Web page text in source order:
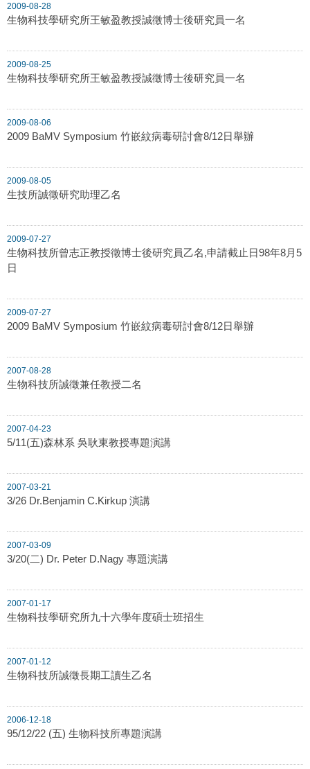
2009-08-28
生物科技學研究所王敏盈教授誠徵博士後研究員一名
2009-08-25
生物科技學研究所王敏盈教授誠徵博士後研究員一名
2009-08-06
2009 BaMV Symposium 竹嵌紋病毒研討會8/12日舉辦
2009-08-05
生技所誠徵研究助理乙名
2009-07-27
生物科技所曾志正教授徵博士後研究員乙名,申請截止日98年8月5
日
2009-07-27
2009 BaMV Symposium 竹嵌紋病毒研討會8/12日舉辦
2007-08-28
生物科技所誠徵兼任教授二名
2007-04-23
5/11(五)森林系 吳耿東教授專題演講
2007-03-21
3/26 Dr.Benjamin C.Kirkup 演講
2007-03-09
3/20(二) Dr. Peter D.Nagy 專題演講
2007-01-17
生物科技學研究所九十六學年度碩士班招生
2007-01-12
生物科技所誠徵長期工讀生乙名
2006-12-18
95/12/22 (五) 生物科技所專題演講